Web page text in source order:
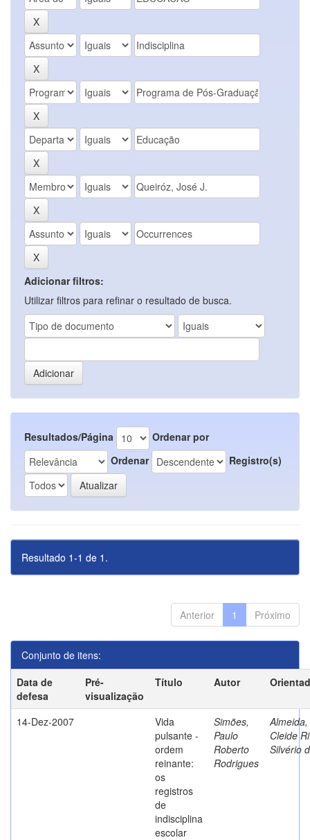
Adicionar filtros:
Utilizar filtros para refinar o resultado de busca.
Resultados/Página
Ordenar por
Ordenar
Registro(s)
Resultado 1-1 de 1.
Anterior 1 Próximo
Conjunto de itens:
Data de
defesa
Pré-
visualização
Título Autor
14-Dez-2007
Vida
pulsante -
ordem
reinante:
os
registros
de
indisciplina
escolar
Simões,
Paulo
Roberto
Rodrigues
Almeida,
Cleide
Silvério